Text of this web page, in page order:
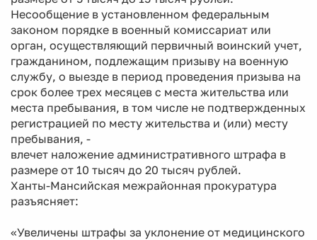
Несообщение в установленном федеральным
законом порядке в военный комиссариат или
орган, осуществляющий первичный воинский учет,
гражданином, подлежащим призыву на военную
службу, о выезде в период проведения призыва на
срок более трех месяцев с места жительства или
места пребывания, в том числе не подтвержденных
регистрацией по месту жительства и (или) месту
пребывания, -
влечет наложение административного штрафа в
размере от 10 тысяч до 20 тысяч рублей.
Ханты-Мансийская межрайонная прокуратура
разъясняет:
«Увеличены штрафы за уклонение от медицинского